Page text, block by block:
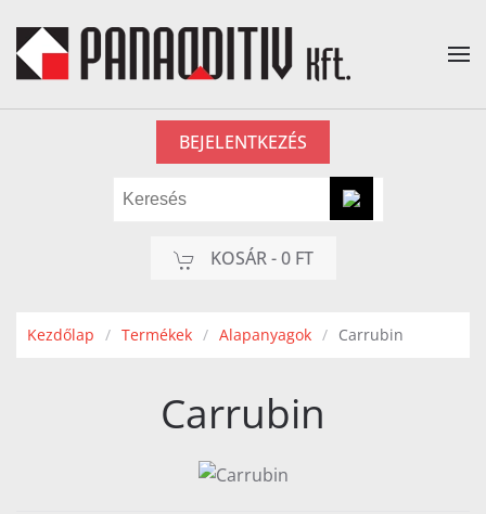
Fő tartalom átugrása
BEJELENTKEZÉS
KOSÁR -0 FT
Kezdőlap Termékek Alapanyagok Carrubin
Carrubin